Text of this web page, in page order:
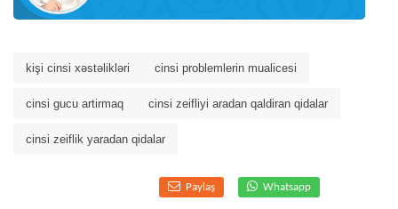
kişi cinsi xəstəlikləri cinsi problemlerin mualicesi
cinsi gucu artirmaq cinsi zeifliyi aradan qaldiran qidalar
cinsi zeiflik yaradan qidalar
Paylaş Whatsapp